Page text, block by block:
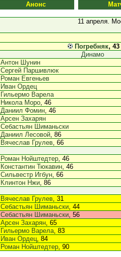
Анонс
11 апреля.
Погребняк,
Динамо
Антон Шунин
Сергей Паршивлюк
Роман Евгеньев
Иван Ордец
Гильермо Варела
Никола Моро, 46
Даниил Фомин, 46
Арсен Захарян
Себастьян Шиманьски
Даниил Лесовой, 86
Вячеслав Грулев, 66
Роман Нойштедтер, 46
Константин Тюкавин, 46
Сильвестр Игбун, 66
Клинтон Нжи, 86
Вячеслав Грулев, 31
Себастьян Шиманьски, 44
Себастьян Шиманьски, 56
Арсен Захарян, 65
Гильермо Варела, 83
Иван Ордец, 84
Роман Нойштедтер, 90